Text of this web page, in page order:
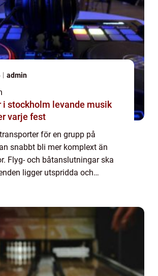
admin
levande musik
varje fest
för en grupp på
snabbt bli mer komplext än
Flyg- och båtanslutningar ska
ligger utspridda och